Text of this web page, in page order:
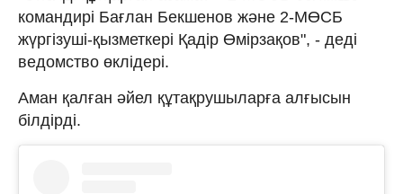
командирі Бағлан Бекшенов және 2-МӨСБ
жүргізуші-қызметкері Қадір Өмірзақов", - деді
ведомство өклідері.
Аман қалған әйел құтақрушыларға алғысын
білдірді.